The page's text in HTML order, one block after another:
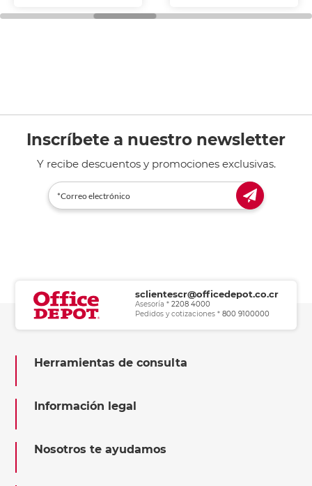
Inscríbete a nuestro newsletter
Y recibe descuentos y promociones exclusivas.
sclientescr@officedepot.co.cr
Asesoría *2208 4000
Pedidos y cotizaciones *800 9100000
Herramientas de consulta
Información legal
Nosotros te ayudamos